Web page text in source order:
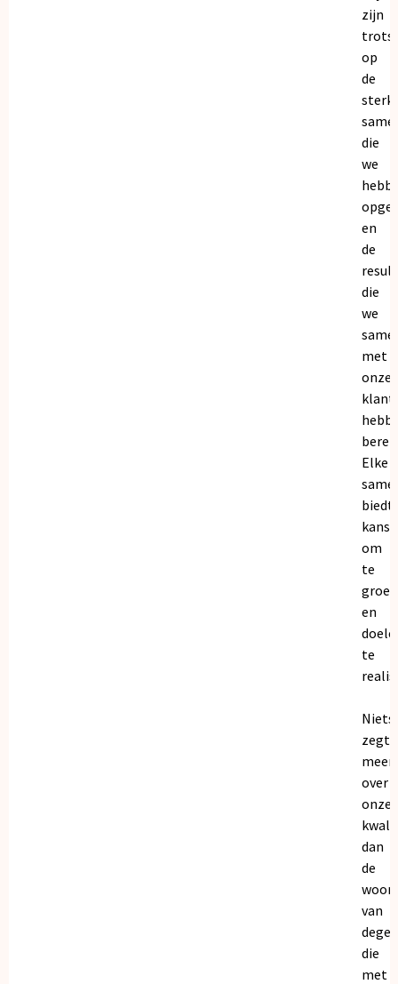
zijn
trots
op
de
die
we
en
de
die
we
met
onze
Elke
biedt
om
te
en
te
Niets
zegt
meer
over
onze
dan
de
van
die
met